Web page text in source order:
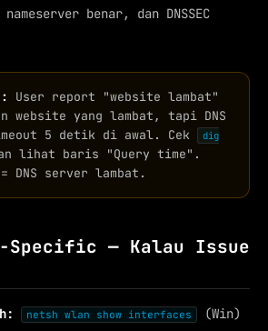
benar, dan DNSSEC
User report "website lambat"
website yang lambat, tapi DNS
5 detik di awal. Cek
dig
lihat baris "Query time".
DNS server lambat.
Specific — Kalau Issue
netsh wlan show interfaces
(Win)